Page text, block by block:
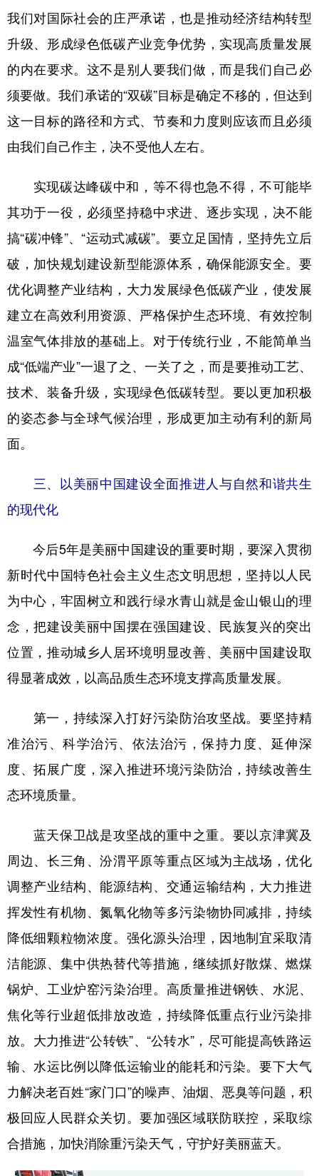
我们对国际社会的庄严承诺，也是推动经济结构转型
升级、形成绿色低碳产业竞争优势，实现高质量发展
的内在要求。这不是别人要我们做，而是我们自己必
须要做。我们承诺的“双碳”目标是确定不移的，但达到
这一目标的路径和方式、节奏和力度则应该而且必须
由我们自己作主，决不受他人左右。
实现碳达峰碳中和，等不得也急不得，不可能毕
其功于一役，必须坚持稳中求进、逐步实现，决不能
搞“碳冲锋”、“运动式减碳”。要立足国情，坚持先立后
破，加快规划建设新型能源体系，确保能源安全。要
优化调整产业结构，大力发展绿色低碳产业，使发展
建立在高效利用资源、严格保护生态环境、有效控制
温室气体排放的基础上。对于传统行业，不能简单当
成“低端产业”一退了之、一关了之，而是要推动工艺、
技术、装备升级，实现绿色低碳转型。要以更加积极
的姿态参与全球气候治理，形成更加主动有利的新局
面。
三、以美丽中国建设全面推进人与自然和谐共生
的现代化
今后5年是美丽中国建设的重要时期，要深入贯彻
新时代中国特色社会主义生态文明思想，坚持以人民
为中心，牢固树立和践行绿水青山就是金山银山的理
念，把建设美丽中国摆在强国建设、民族复兴的突出
位置，推动城乡人居环境明显改善、美丽中国建设取
得显著成效，以高品质生态环境支撑高质量发展。
第一，持续深入打好污染防治攻坚战。要坚持精
准治污、科学治污、依法治污，保持力度、延伸深
度、拓展广度，深入推进环境污染防治，持续改善生
态环境质量。
蓝天保卫战是攻坚战的重中之重。要以京津冀及
周边、长三角、汾渭平原等重点区域为主战场，优化
调整产业结构、能源结构、交通运输结构，大力推进
挥发性有机物、氮氧化物等多污染物协同减排，持续
降低细颗粒物浓度。强化源头治理，因地制宜采取清
洁能源、集中供热替代等措施，继续抓好散煤、燃煤
锅炉、工业炉窑污染治理。高质量推进钢铁、水泥、
焦化等行业超低排放改造，持续降低重点行业污染排
放。大力推进“公转铁”、“公转水”，尽可能提高铁路运
输、水运比例以降低运输业的能耗和污染。要下大气
力解决老百姓“家门口”的噪声、油烟、恶臭等问题，积
极回应人民群众关切。要加强区域联防联控，采取综
合措施，加快消除重污染天气，守护好美丽蓝天。